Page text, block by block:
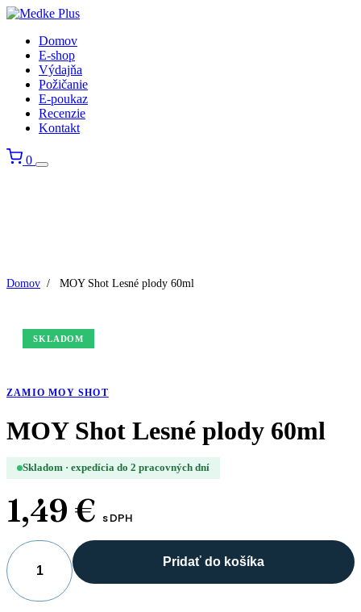
Domov
E-shop
Výdajňa
Požičanie
E-poukaz
Recenzie
Kontakt
0
Domov / MOY Shot Lesné plody 60ml
SKLADOM
ZAMIO MOY SHOT
MOY Shot Lesné plody 60ml
Skladom · expedícia do 2 pracovných dní
1,49 € s DPH
množstvo
MOY
Pridať do košíka